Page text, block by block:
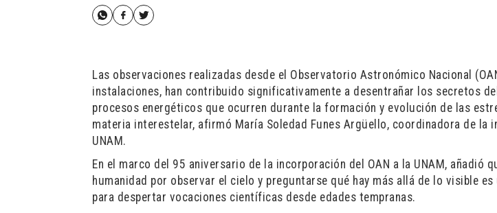
Las observaciones realizadas desde el Observatorio Astronómico Nacional
instalaciones, han contribuido significativamente a desentrañar los secretos
procesos energéticos que ocurren durante la formación y evolución de las
materia interestelar, afirmó María Soledad Funes Argüello, coordinadora de la
UNAM.
En el marco del 95 aniversario de la incorporación del OAN a la UNAM, añadió
humanidad por observar el cielo y preguntarse qué hay más allá de lo visible
para despertar vocaciones científicas desde edades tempranas.